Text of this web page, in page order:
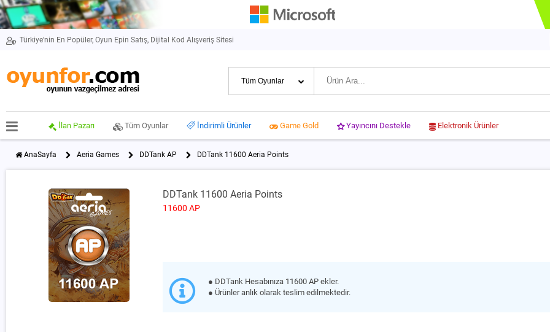
Türkiye'nin En Popüler, Oyun Epin Satış, Dijital Kod Alışveriş Sitesi
İlan Pazarı Tüm Oyunlar İndirimli Ürünler Game Gold Yayıncını Destekle Elektronik Ürünler
AnaSayfa Aeria Games DDTank AP DDTank 11600 Aeria Points
DDTank 11600 Aeria Points
11600 AP
● DDTank Hesabınıza 11600 AP ekler.
● Ürünler anlık olarak teslim edilmektedir.